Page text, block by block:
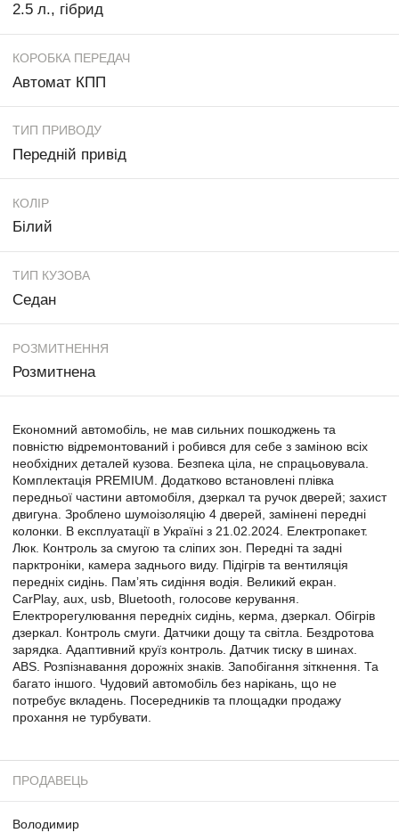
2.5 л., гібрид
КОРОБКА ПЕРЕДАЧ
Автомат КПП
ТИП ПРИВОДУ
Передній привід
КОЛІР
Білий
ТИП КУЗОВА
Седан
РОЗМИТНЕННЯ
Розмитнена
Економний автомобіль, не мав сильних пошкоджень та
повністю відремонтований і робився для себе з заміною всіх
необхідних деталей кузова. Безпека ціла, не спрацьовувала.
Комплектація PREMIUM. Додатково встановлені плівка
передньої частини автомобіля, дзеркал та ручок дверей; захист
двигуна. Зроблено шумоізоляцію 4 дверей, замінені передні
колонки. В експлуатації в Україні з 21.02.2024. Електропакет.
Люк. Контроль за смугою та сліпих зон. Передні та задні
парктроніки, камера заднього виду. Підігрів та вентиляція
передніх сидінь. Памʼять сидіння водія. Великий екран.
CarPlay, aux, usb, Bluetooth, голосове керування.
Електрорегулювання передніх сидінь, керма, дзеркал. Обігрів
дзеркал. Контроль смуги. Датчики дощу та світла. Бездротова
зарядка. Адаптивний круїз контроль. Датчик тиску в шинах.
ABS. Розпізнавання дорожніх знаків. Запобігання зіткнення. Та
багато іншого. Чудовий автомобіль без нарікань, що не
потребує вкладень. Посередників та площадки продажу
прохання не турбувати.
ПРОДАВЕЦЬ
Володимир